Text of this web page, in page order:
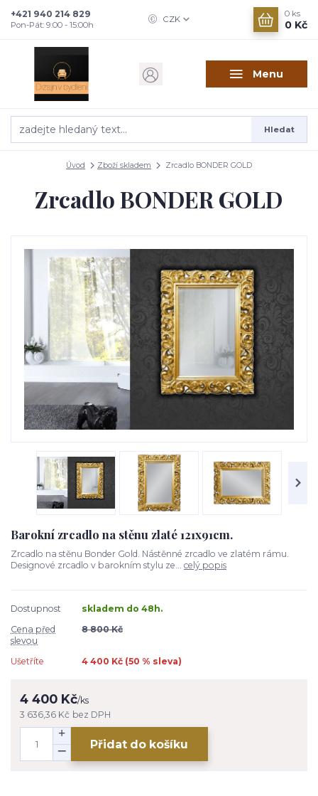
Menu
CZK
Hledat
+421 940 214 829
Pon-Pát: 9:00 - 15:00h
0 ks
0 Kč
Úvod Zboží skladem Zrcadlo BONDER GOLD
Zrcadlo BONDER GOLD
Barokní zrcadlo na stěnu zlaté 121x91cm.
Zrcadlo na stěnu Bonder Gold. Nástěnné zrcadlo ve zlatém rámu.
Designové zrcadlo v barokním stylu ze... celý popis
Dostupnost
skladem do 48h.
Cena před
slevou
8 800 Kč
Ušetříte 4 400 Kč (50 % sleva)
4 400 Kč/ks
3 636,36 Kč bez DPH
Přidat do košíku